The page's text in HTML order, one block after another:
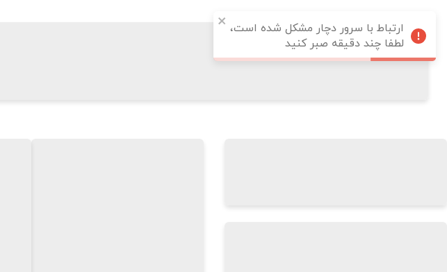
ارتباط با سرور دچار مشکل شده است،
لطفا چند دقیقه صبر کنید